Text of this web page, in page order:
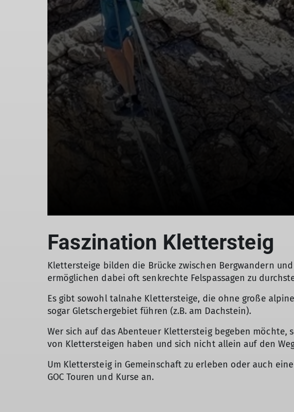
Faszination Klettersteig
Klettersteige bilden die Brücke zwischen Bergwandern
ermöglichen dabei oft senkrechte Felspassagen zu
Es gibt sowohl talnahe Klettersteige, die ohne große
sogar Gletschergebiet führen (z.B. am Dachstein).
Wer sich auf das Abenteuer Klettersteig begeben
von Klettersteigen haben und sich nicht allein auf den
Um Klettersteig in Gemeinschaft zu erleben oder auch
GOC Touren und Kurse an.